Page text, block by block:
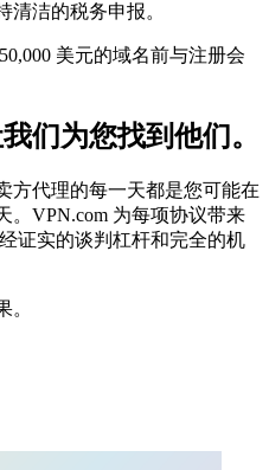
清洁的税务申报。
美元的域名前与注册会
们为您找到他们。
方代理的每一天都是您可能在
。VPN.com 为每项协议带来
证实的谈判杠杆和完全的机
。